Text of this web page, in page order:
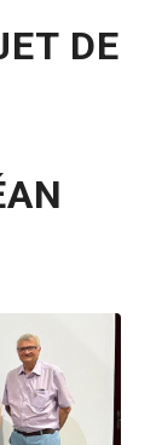
DE